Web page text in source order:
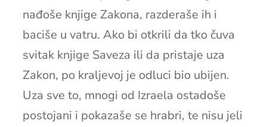
nađoše knjige Zakona, razderaše ih i
baciše u vatru. Ako bi otkrili da tko čuva
svitak knjige Saveza ili da pristaje uza
Zakon, po kraljevoj je odluci bio ubijen.
Uza sve to, mnogi od Izraela ostadoše
postojani i pokazaše se hrabri, te nisu jeli